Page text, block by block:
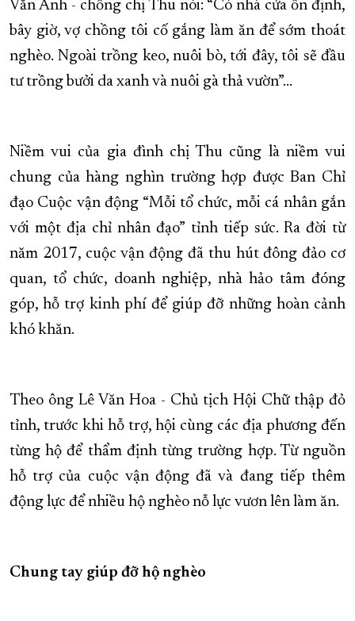
Văn Anh - chồng chị Thu nói: “Có nhà cửa ổn định,
bây giờ, vợ chồng tôi cố gắng làm ăn để sớm thoát
nghèo. Ngoài trồng keo, nuôi bò, tới đây, tôi sẽ đầu
tư trồng bưởi da xanh và nuôi gà thả vườn”…
Niềm vui của gia đình chị Thu cũng là niềm vui
chung của hàng nghìn trường hợp được Ban Chỉ
đạo Cuộc vận động “Mỗi tổ chức, mỗi cá nhân gắn
với một địa chỉ nhân đạo” tỉnh tiếp sức. Ra đời từ
năm 2017, cuộc vận động đã thu hút đông đảo cơ
quan, tổ chức, doanh nghiệp, nhà hảo tâm đóng
góp, hỗ trợ kinh phí để giúp đỡ những hoàn cảnh
khó khăn.
Theo ông Lê Văn Hoa - Chủ tịch Hội Chữ thập đỏ
tỉnh, trước khi hỗ trợ, hội cùng các địa phương đến
từng hộ để thẩm định từng trường hợp. Từ nguồn
hỗ trợ của cuộc vận động đã và đang tiếp thêm
động lực để nhiều hộ nghèo nỗ lực vươn lên làm ăn.
Chung tay giúp đỡ hộ nghèo